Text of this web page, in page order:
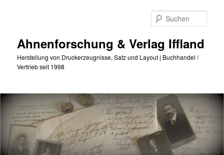
Ahnenforschung & Verlag Iffland
Herstellung von Druckerzeugnisse, Satz und Layout | Buchhandel /
Vertrieb seit 1998